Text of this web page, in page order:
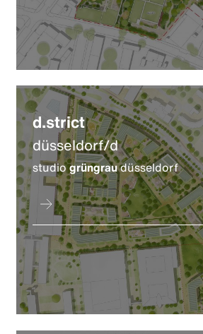
d.strict
düsseldorf/d
studiogrüngraudüsseldorf